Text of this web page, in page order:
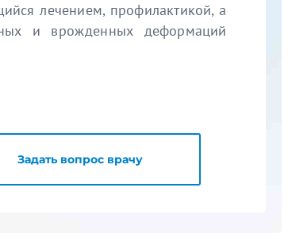
лечением, профилактикой, а
и врожденных деформаций
Задать вопрос врачу